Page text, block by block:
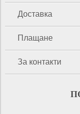
Доставка
Плащане
За контакти